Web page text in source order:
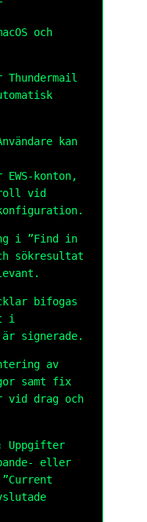
och
kan
konton,
vid
konfiguration.
i ”Find in
sökresultat
bifogas
i
är signerade.
av
samt fix
vid drag och
Uppgifter
eller